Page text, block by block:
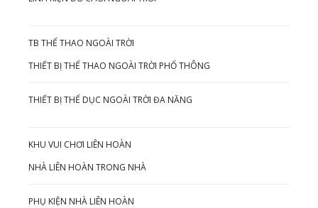
TB THỂ THAO NGOÀI TRỜI
THIẾT BỊ THỂ THAO NGOÀI TRỜI PHỔ THÔNG
THIẾT BỊ THỂ DỤC NGOÀI TRỜI ĐA NĂNG
KHU VUI CHƠI LIÊN HOÀN
NHÀ LIÊN HOÀN TRONG NHÀ
PHỤ KIỆN NHÀ LIÊN HOÀN